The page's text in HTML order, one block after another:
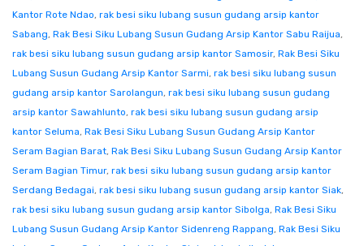
Kantor Rote Ndao, rak besi siku lubang susun gudang arsip kantor
Sabang, Rak Besi Siku Lubang Susun Gudang Arsip Kantor Sabu Raijua,
rak besi siku lubang susun gudang arsip kantor Samosir, Rak Besi Siku
Lubang Susun Gudang Arsip Kantor Sarmi, rak besi siku lubang susun
gudang arsip kantor Sarolangun, rak besi siku lubang susun gudang
arsip kantor Sawahlunto, rak besi siku lubang susun gudang arsip
kantor Seluma, Rak Besi Siku Lubang Susun Gudang Arsip Kantor
Seram Bagian Barat, Rak Besi Siku Lubang Susun Gudang Arsip Kantor
Seram Bagian Timur, rak besi siku lubang susun gudang arsip kantor
Serdang Bedagai, rak besi siku lubang susun gudang arsip kantor Siak,
rak besi siku lubang susun gudang arsip kantor Sibolga, Rak Besi Siku
Lubang Susun Gudang Arsip Kantor Sidenreng Rappang, Rak Besi Siku